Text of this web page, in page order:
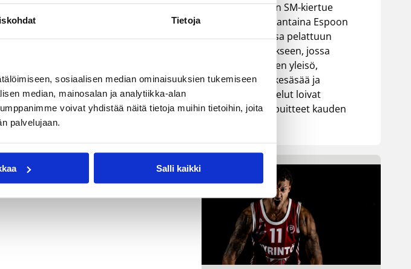
Tietoja
sosiaalisen median ominaisuuksien tukemiseen
median, mainosalan ja analytiikka-alan
voivat yhdistää näitä tietoja muihin tietoihin, joita
palvelujaan.
Salli kaikki
3×3-koripallon SM-kiertue
huipentui lauantaina Espoon
Leppävaarassa pelattuun
finaaliturnaukseen, jossa
runsaslukuinen yleisö,
aurinkoinen kesäsää ja
tasokkaat ottelut loivat
erinomaiset puitteet kauden